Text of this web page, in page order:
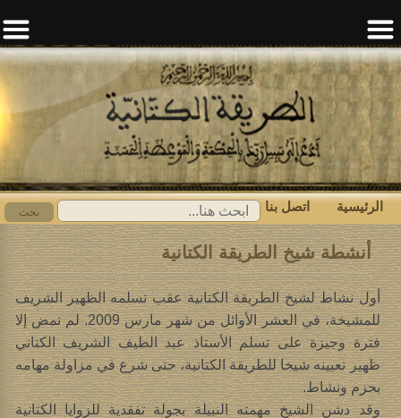
ابحث
عن:
بحث الرئيسية اتصل بنا
أنشطة شيخ الطريقة الكتانية
أول نشاط لشيخ الطريقة الكتانية عقب تسلمه الظهير الشريف
للمشيخة، في العشر الأوائل من شهر مارس 2009. لم تمض إلا
فترة وجيزة على تسلم الأستاذ عبد الطيف الشريف الكتاني
ظهير تعيينه شيخا للطريقة الكتانية، حتى شرع في مزاولة مهامه
بحزم ونشاط.
وقد دشن الشيخ مهمته النبيلة بجولة تفقدية للزوايا الكتانية